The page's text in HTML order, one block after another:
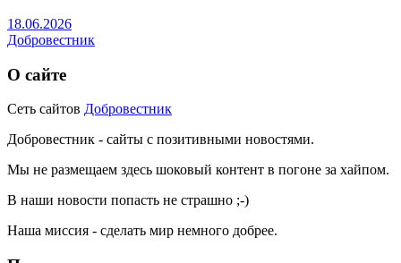
18.06.2026
Добровестник
О сайте
Сеть сайтов Добровестник
Добровестник - сайты с позитивными новостями.
Мы не размещаем здесь шоковый контент в погоне за хайпом.
В наши новости попасть не страшно ;-)
Наша миссия - сделать мир немного добрее.